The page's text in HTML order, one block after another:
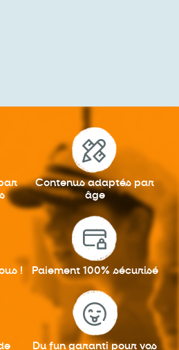
Contenus adaptés par
âge
! Paiement 100% sécurisé
Du fun garantipour vos